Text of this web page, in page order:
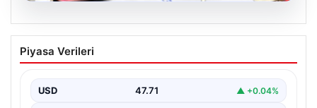
05.08.2026
Bahçeli’den çerçeve yasa açıklaması:
Bin yıllık kardeşliğimiz tescillendi
Kardeşliğimiz Resmen Tescillendi”, “content”: “ Milliyetçi
Hareket…
Piyasa Verileri
USD 47.71 ▲ +0.04%